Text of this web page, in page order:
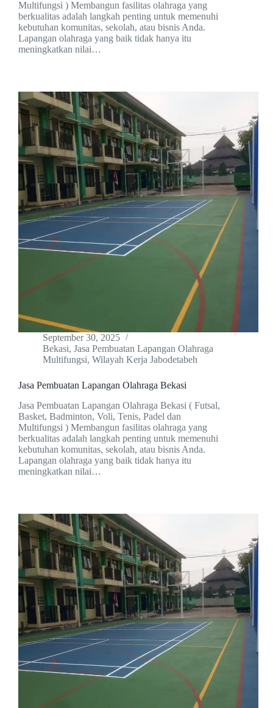
Multifungsi ) Membangun fasilitas olahraga yang
berkualitas adalah langkah penting untuk memenuhi
kebutuhan komunitas, sekolah, atau bisnis Anda.
Lapangan olahraga yang baik tidak hanya itu
meningkatkan nilai…
September 30, 2025
Bekasi, Jasa Pembuatan Lapangan Olahraga
Multifungsi, Wilayah Kerja Jabodetabeh
Jasa Pembuatan Lapangan Olahraga Bekasi
Jasa Pembuatan Lapangan Olahraga Bekasi ( Futsal,
Basket, Badminton, Voli, Tenis, Padel dan
Multifungsi ) Membangun fasilitas olahraga yang
berkualitas adalah langkah penting untuk memenuhi
kebutuhan komunitas, sekolah, atau bisnis Anda.
Lapangan olahraga yang baik tidak hanya itu
meningkatkan nilai…